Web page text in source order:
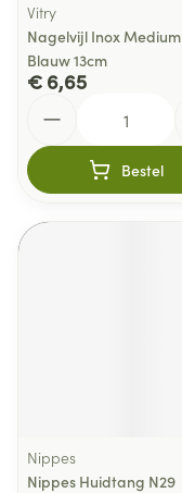
Vitry
Nagelvijl Inox Medium
Blauw 13cm
€ 6,65
Bestel
Nippes
Nippes Huidtang N29